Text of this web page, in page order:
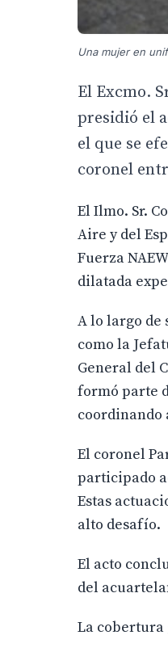
Una mujer en
El Excmo.
presidió el
el que se
coronel
El Ilmo. Sr.
Aire y del
Fuerza
dilatada
A lo largo de
como la
General del
formó parte
coordinando
El coronel
participado
Estas
alto desafío.
El acto
del
La cobertura